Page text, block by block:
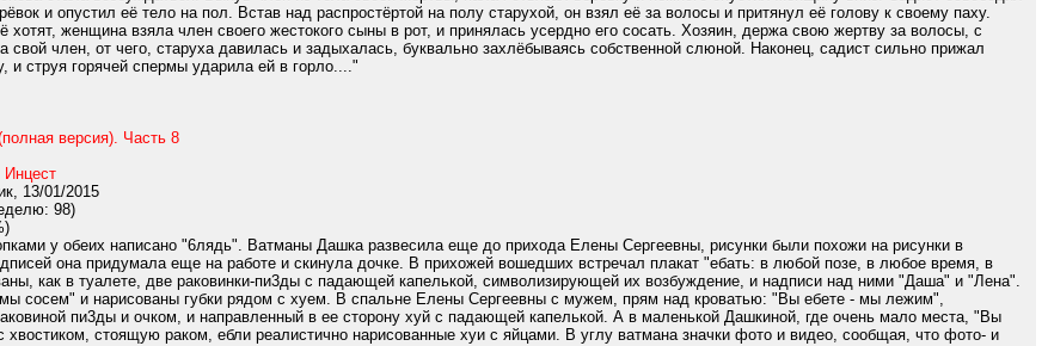
и опустил её тело на пол. Встав над распростёртой на полу старухой, он взял её за волосы и притянул её голову к своему паху.
хотят, женщина взяла член своего жестокого сыны в рот, и принялась усердно его сосать. Хозяин, держа свою жертву за волосы, с
свой член, от чего, старуха давилась и задыхалась, буквально захлёбываясь собственной слюной. Наконец, садист сильно прижал
и струя горячей спермы ударила ей в горло...."
версия). Часть 8
Инцест
13/01/2015
98)
у обеих написано "6лядь". Ватманы Дашка развесила еще до прихода Елены Сергеевны, рисунки были похожи на рисунки в
она придумала еще на работе и скинула дочке. В прихожей вошедших встречал плакат "eбать: в любой позе, в любое время, в
как в туалете, две раковинки-пи3ды с падающей капелькой, символизирующей их возбуждение, и надписи над ними "Даша" и "Лена".
сосем" и нарисованы губки рядом с xyем. В спальне Елены Сергеевны с мужем, прям над кроватью: "Вы eбете - мы лежим",
пи3ды и очком, и направленный в ее сторону xyй с падающей капелькой. А в маленькой Дашкиной, где очень мало места, "Вы
стоящую раком, eбли реалистично нарисованные xyи с яйцами. В углу ватмана значки фото и видео, сообщая, что фото- и